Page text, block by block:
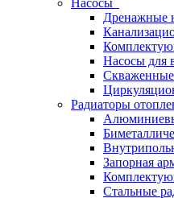
Насосы
Дренажные
Насосы для
Радиаторы
Запорная
Стальные